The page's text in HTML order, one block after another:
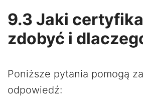
9.3 Jaki
zdobyć i
Poniższe pytania pomogą
odpowiedź: